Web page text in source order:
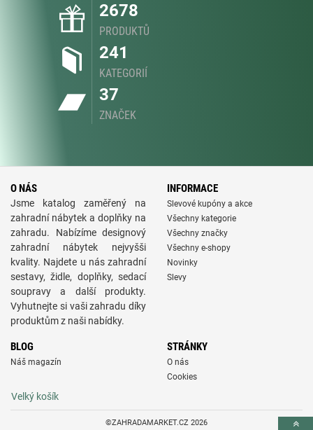
2678
PRODUKTŮ
241
KATEGORIÍ
37
ZNAČEK
O NÁS
Jsme katalog zaměřený na
zahradní nábytek a doplňky na
zahradu. Nabízíme designový
zahradní nábytek nejvyšši
kvality. Najdete u nás zahradní
sestavy, židle, doplňky, sedací
soupravy a další produkty.
Vyhutnejte si vaši zahradu díky
produktům z naši nabídky.
INFORMACE
Slevové kupóny a akce
Všechny kategorie
Všechny značky
Všechny e-shopy
Novinky
Slevy
BLOG
Náš magazín
STRÁNKY
O nás
Cookies
Velký košík
©ZAHRADAMARKET.CZ 2026